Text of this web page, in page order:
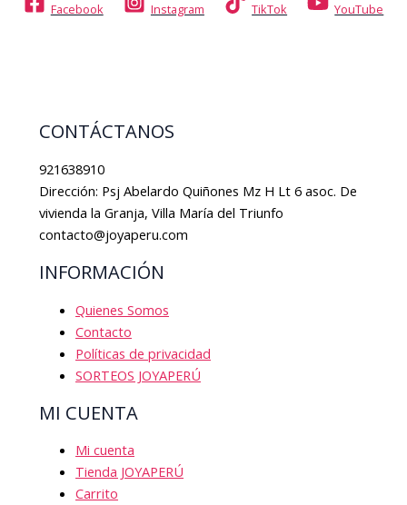
Facebook Instagram TikTok YouTube
CONTÁCTANOS
921638910
Dirección: Psj Abelardo Quiñones Mz H Lt 6 asoc. De
vivienda la Granja, Villa María del Triunfo
contacto@joyaperu.com
INFORMACIÓN
Quienes Somos
Contacto
Políticas de privacidad
SORTEOS JOYAPERÚ
MI CUENTA
Mi cuenta
Tienda JOYAPERÚ
Carrito